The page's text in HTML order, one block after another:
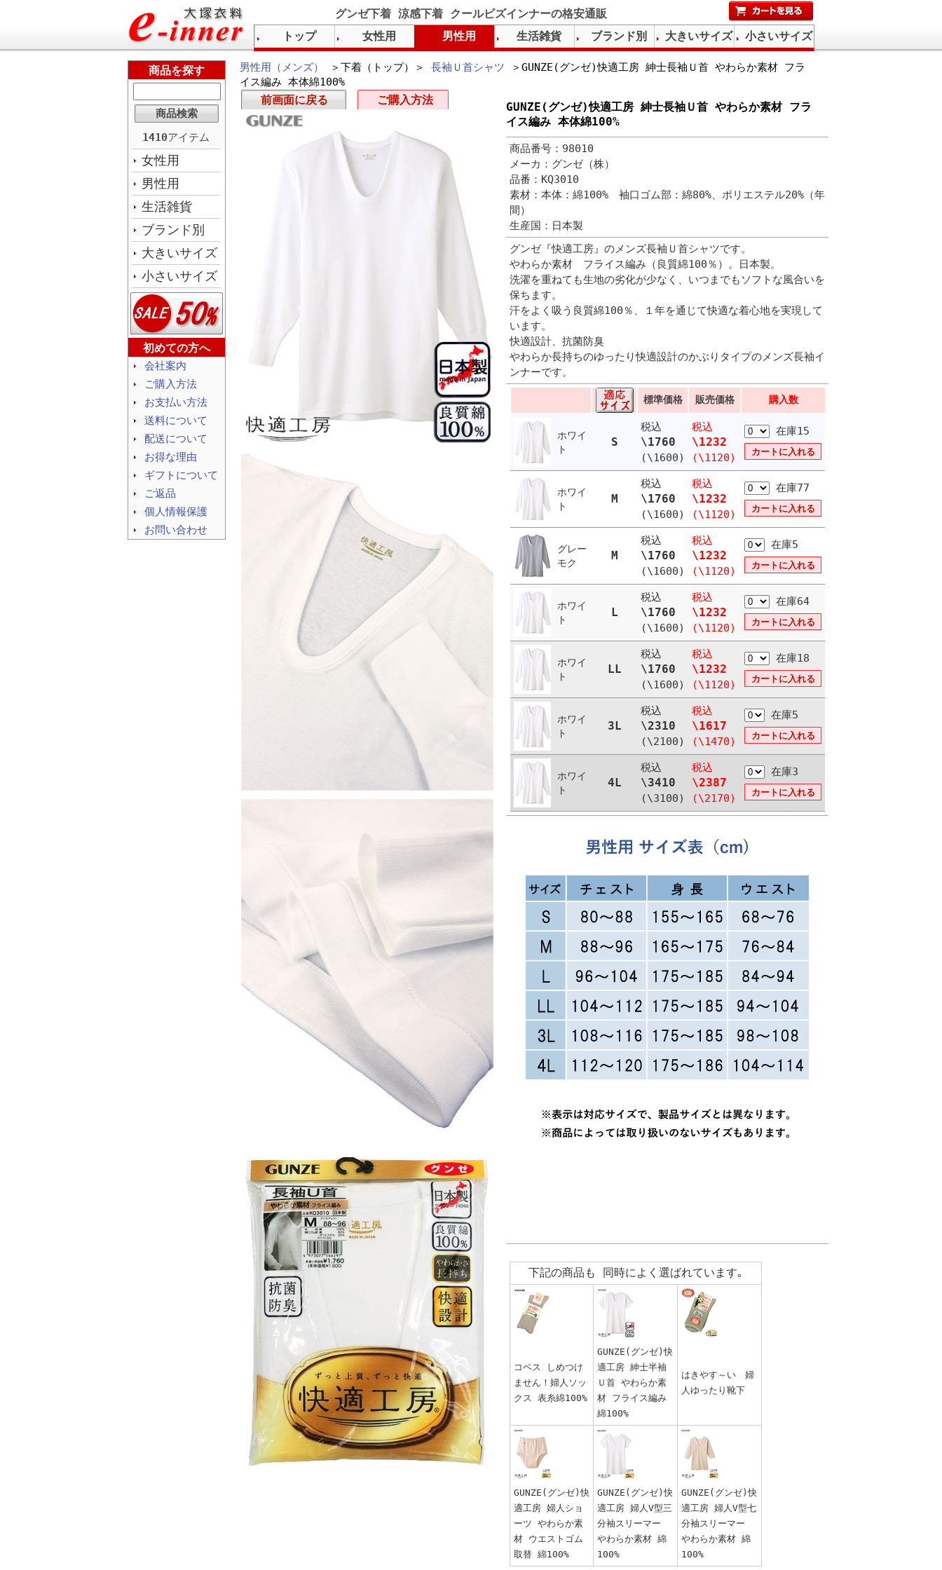
グンゼ下着 涼感下着 クールビズインナーの格安通販
男性用（メンズ） ＞下着（トップ）＞ 長袖Ｕ首シャツ ＞GUNZE(グンゼ)快適工房 紳士長袖Ｕ首 やわらか素材 フラ
イス編み 本体綿100%
GUNZE(グンゼ)快適工房 紳士長袖Ｕ首 やわらか素材 フラ
イス編み 本体綿100%
商品番号：98010
メーカ：グンゼ（株）
品番：KQ3010
素材：本体：綿100% 袖口ゴム部：綿80%、ポリエステル20%（年
間）
生産国：日本製
グンゼ『快適工房』のメンズ長袖Ｕ首シャツです。
やわらか素材 フライス編み（良質綿100％）。日本製。
洗濯を重ねても生地の劣化が少なく、いつまでもソフトな風合いを
保ちます。
汗をよく吸う良質綿100％、１年を通じて快適な着心地を実現して
います。
快適設計、抗菌防臭
やわらか長持ちのゆったり快適設計のかぶりタイプのメンズ長袖イ
ンナーです。
標準価格 販売価格 購入数
ホワイ
ト
S
税込
\1760
(\1600)
税込
\1232
(\1120)
在庫15
ホワイ
ト
M
税込
\1760
(\1600)
税込
\1232
(\1120)
在庫77
グレー
モク
M
税込
\1760
(\1600)
税込
\1232
(\1120)
在庫5
ホワイ
ト
L
税込
\1760
(\1600)
税込
\1232
(\1120)
在庫64
ホワイ
ト
LL
税込
\1760
(\1600)
税込
\1232
(\1120)
在庫18
ホワイ
ト
3L
税込
\2310
(\2100)
税込
\1617
(\1470)
在庫5
ホワイ
ト
4L
税込
\3410
(\3100)
税込
\2387
(\2170)
在庫3
下記の商品も 同時によく選ばれています｡
コベス しめつけ
ません！婦人ソッ
クス 表糸綿100%
GUNZE(グンゼ)快
適工房 紳士半袖
Ｕ首 やわらか素
材 フライス編み
綿100%
はきやす～い 婦
人ゆったり靴下
GUNZE(グンゼ)快
適工房 婦人ショ
ーツ やわらか素
材 ウエストゴム
取替 綿100%
GUNZE(グンゼ)快
適工房 婦人V型三
分袖スリーマー
やわらか素材 綿
100%
GUNZE(グンゼ)快
適工房 婦人V型七
分袖スリーマー
やわらか素材 綿
100%
前画面に戻る ご購入方法
商品を探す
1410アイテム
女性用
男性用
生活雑貨
ブランド別
大きいサイズ
小さいサイズ
初めての方へ
会社案内
ご購入方法
お支払い方法
送料について
配送について
お得な理由
ギフトについて
ご返品
個人情報保護
お問い合わせ
トップ 女性用 男性用 生活雑貨 ブランド別 大きいサイズ 小さいサイズ